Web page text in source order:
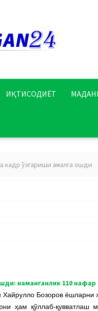
ИҚТИСОДИЁТ
ўзгариши амалга ошди
наманганлик 110
Хайрулло Бозоров
ҳам қўллаб-